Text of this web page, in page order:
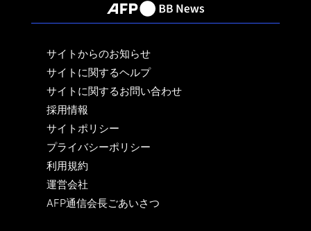
サイトからのお知らせ
サイトに関するヘルプ
サイトに関するお問い合わせ
採用情報
サイトポリシー
プライバシーポリシー
利用規約
運営会社
AFP通信会長ごあいさつ